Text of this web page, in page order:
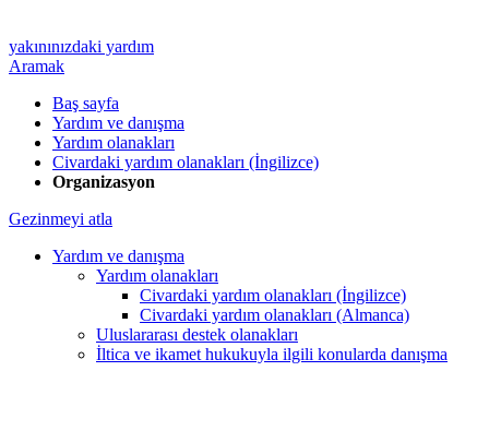
yakınınızdaki yardım
Aramak
Baş sayfa
Yardım ve danışma
Yardım olanakları
Civardaki yardım olanakları (İngilizce)
Organizasyon
Gezinmeyi atla
Yardım ve danışma
Yardım olanakları
Civardaki yardım olanakları (İngilizce)
Civardaki yardım olanakları (Almanca)
Uluslararası destek olanakları
İltica ve ikamet hukukuyla ilgili konularda danışma